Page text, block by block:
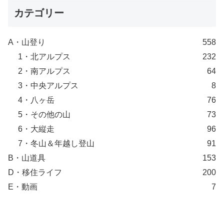
カテゴリー
A・山登り
558
1・北アルプス
232
2・南アルプス
64
3・中央アルプス
8
4・八ヶ岳
76
5・その他の山
73
6・大縦走
96
7・冬山＆年越し登山
91
B・山道具
153
D・移住ライフ
200
E・動画
7